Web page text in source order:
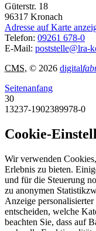
Güterstr. 18
96317 Kronach
Adresse auf Karte
Telefon: 09261 678-0
E-Mail: poststelle@lra-
CMS, © 2026 digital
Seitenanfang
30
13237-1902389978-0
Cookie-
Wir verwenden
Erlebnis zu bieten.
und für die Steuerung
zu anonymen
Anzeige
entscheiden, welche
beachten Sie, dass auf